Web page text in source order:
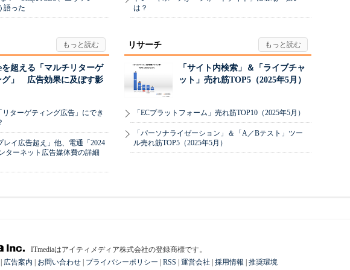
語った
は？
を超える「マルチリターゲ
グ」 広告効果に及ぼす影
ターゲティング広告」にでき
レイ広告超え」他、電通「2024
ターネット広告媒体費の詳細
リサーチ
「サイト内検索」＆「ライブチャ
ット」売れ筋TOP5（2025年5月）
「ECプラットフォーム」売れ筋TOP10（2025年5月）
「パーソナライゼーション」＆「A／Bテスト」ツー
ル売れ筋TOP5（2025年5月）
ITmediaはアイティメディア株式会社の登録商標です。
広告案内 お問い合わせ プライバシーポリシー RSS 運営会社 採用情報 推奨環境